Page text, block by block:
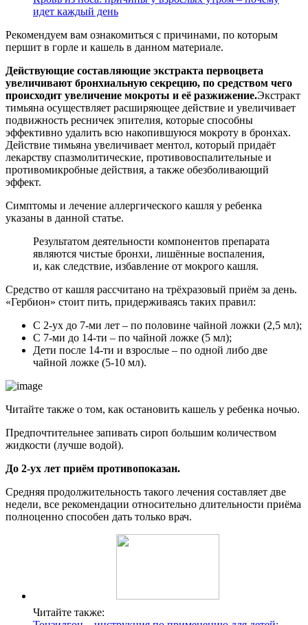
идет каждый день
Рекомендуем вам ознакомиться с причинами, по которым
першит в горле и кашель в данном материале.
Действующие составляющие экстракта первоцвета
увеличивают бронхиальную секрецию, по средством чего
происходит увеличение мокроты и её разжижение.Экстракт
тимьяна осуществляет расширяющее действие и увеличивает
подвижность ресничек эпителия, которые способны
эффективно удалить всю накопившуюся мокроту в бронхах.
Действие тимьяна увеличивает ментол, который придаёт
лекарству спазмолитические, противовоспалительные и
противомикробные действия, а также обезболивающий
эффект.
Симптомы и лечение аллергического кашля у ребенка
указаны в данной статье.
Результатом деятельности компонентов препарата
являются чистые бронхи, лишённые воспаления,
и, как следствие, избавление от мокрого кашля.
Средство от кашля рассчитано на трёхразовый приём за день.
«Гербион» стоит пить, придерживаясь таких правил:
С 2-ух до 7-ми лет – по половине чайной ложки (2,5 мл);
С 7-ми до 14-ти – по чайной ложке (5 мл);
Дети после 14-ти и взрослые – по одной либо две
чайной ложке (5-10 мл).
Читайте также о том, как остановить кашель у ребенка ночью.
Предпочтительнее запивать сироп большим количеством
жидкости (лучше водой).
До 2-ух лет приём противопоказан.
Средняя продолжительность такого лечения составляет две
недели, все рекомендации относительно длительности приёма
полноценно способен дать только врач.
Читайте также: